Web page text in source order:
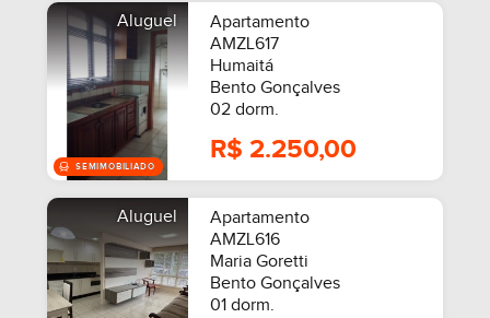
SEMIMOBILIADO
Aluguel
Apartamento
AMZL617
Humaitá
Bento Gonçalves
02 dorm.
R$ 2.250,00
Aluguel
Apartamento
AMZL616
Maria Goretti
Bento Gonçalves
01 dorm.